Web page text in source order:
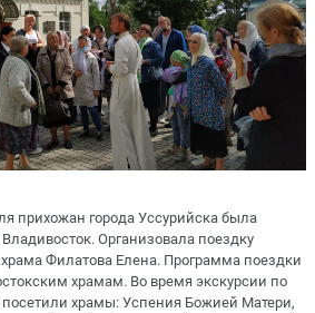
прихожан города Уссурийска была
Организовала поездку
Филатова Елена. Программа поездки
храмам. Во время экскурсии по
посетили храмы: Успения Божией Матери,